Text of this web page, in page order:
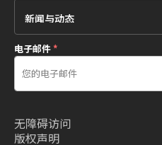
电子邮件*
无障碍访问
版权声明